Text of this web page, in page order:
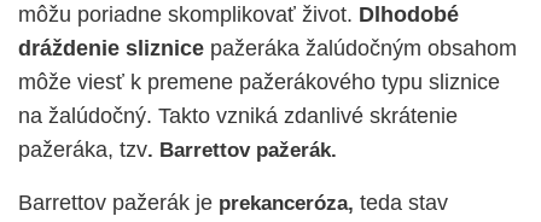
môžu poriadne skomplikovať život. Dlhodobé
dráždenie sliznice pažeráka žalúdočným obsahom
môže viesť k premene pažerákového typu sliznice
na žalúdočný. Takto vzniká zdanlivé skrátenie
pažeráka, tzv. Barrettov pažerák.
Barrettov pažerák je prekanceróza, teda stav